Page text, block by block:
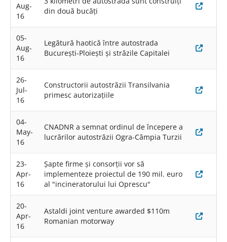
Aug-
16
din două bucăţi
05-
Aug-
16
Legătură haotică între autostrada
București-Ploiești și străzile Capitalei
26-
Jul-
16
Constructorii autostrăzii Transilvania
primesc autorizațiile
04-
May-
16
CNADNR a semnat ordinul de începere a
lucrărilor autostrăzii Ogra-Câmpia Turzii
23-
Apr-
16
Șapte firme și consorții vor să
implementeze proiectul de 190 mil. euro
al "incineratorului lui Oprescu"
20-
Apr-
16
Astaldi joint venture awarded $110m
Romanian motorway